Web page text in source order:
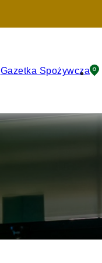
Gazetka Spożywcza